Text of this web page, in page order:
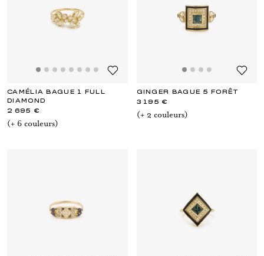
CAMÉLIA BAGUE 1 FULL
DIAMOND
2 695 €
(+ 6 couleurs)
GINGER BAGUE 5 FORÊT
3 195 €
(+ 2 couleurs)